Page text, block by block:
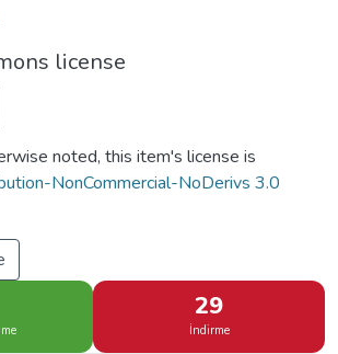
license
noted, this item's license is
NonCommercial-NoDerivs 3.0
29
İndirme